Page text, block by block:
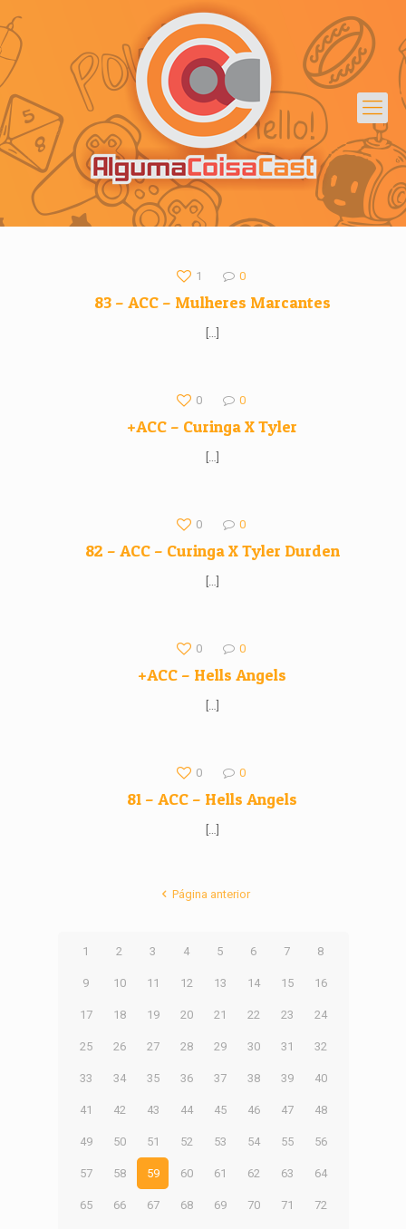
1 0
83 – ACC – Mulheres Marcantes
[…]
0 0
+ACC – Curinga X Tyler
[…]
0 0
82 – ACC – Curinga X Tyler Durden
[…]
0 0
+ACC – Hells Angels
[…]
0 0
81 – ACC – Hells Angels
[…]
Página anterior
1 2 3 4 5 6 7 8
9 10 11 12 13 14 15 16
17 18 19 20 21 22 23 24
25 26 27 28 29 30 31 32
33 34 35 36 37 38 39 40
41 42 43 44 45 46 47 48
49 50 51 52 53 54 55 56
57 58 59 60 61 62 63 64
65 66 67 68 69 70 71 72